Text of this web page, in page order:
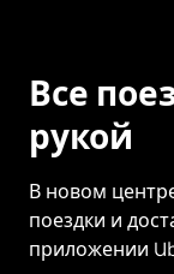
Все
рукой
В новом
поездки и
приложении